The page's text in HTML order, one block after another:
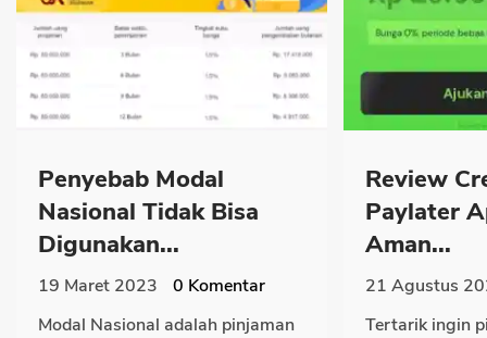
Penyebab Modal
Nasional Tidak Bisa
Digunakan...
19 Maret 2023 0 Komentar
Modal Nasional adalah pinjaman
Review
Paylater
Aman...
21 Agustus
Tertarik ingin